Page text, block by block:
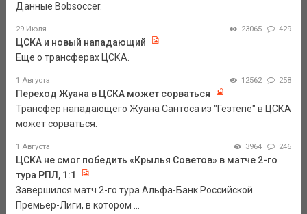
Данные Bobsoccer.
29 Июля 23065 429
ЦСКА и новый нападающий
Еще о трансферах ЦСКА.
1 Августа 12562 258
Переход Жуана в ЦСКА может сорваться
Трансфер нападающего Жуана Сантоса из "Гезтепе" в ЦСКА
может сорваться.
1 Августа 3964 246
ЦСКА не смог победить «Крылья Советов» в матче 2-го
тура РПЛ, 1:1
Завершился матч 2-го тура Альфа-Банк Российской
Премьер-Лиги, в котором ...